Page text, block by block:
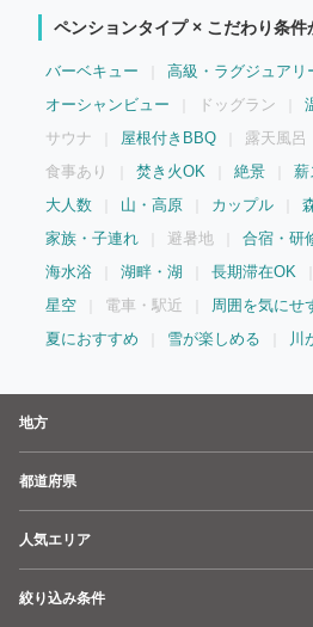
ペンションタイプ × こだわり条件
バーベキュー 高級・ラグジュアリ
オーシャンビュー
ドッグラン
サウナ
屋根付きBBQ 露天風呂
食事あり
焚き火OK 絶景
薪
大人数
山・高原 カップル
家族・子連れ
避暑地 合宿・研
海水浴
湖畔・湖 長期滞在OK
星空
電車・駅近
周囲を気にせ
夏におすすめ
雪が楽しめる 川
地方
都道府県
人気エリア
絞り込み条件